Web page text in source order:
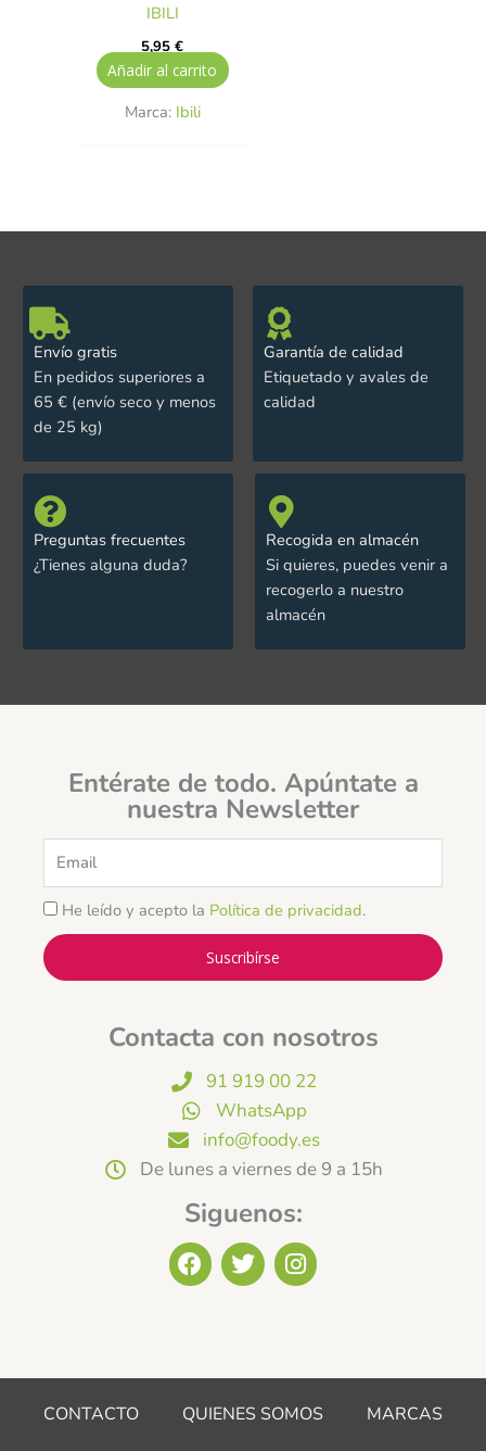
IBILI
5,95€
Añadir al carrito
Marca: Ibili
Envío gratis
En pedidos superiores a
65 € (envío seco y menos
de 25 kg)
Garantía de calidad
Etiquetado y avales de
calidad
Preguntas frecuentes
¿Tienes alguna duda?
Recogida en almacén
Si quieres, puedes venir a
recogerlo a nuestro
almacén
Entérate de todo. Apúntate a
nuestra Newsletter
He leído y acepto la Política de privacidad.
Suscribírse
Contacta con nosotros
91 919 00 22
WhatsApp
info@foody.es
De lunes a viernes de 9 a 15h
Siguenos:
F
a
o
k
T
w
e
I
n
g
a
CONTACTO QUIENES SOMOS MARCAS